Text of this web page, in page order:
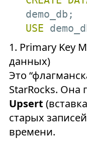
USE
1. Primary Key
данных)
Это
StarRocks. Она
Upsert
старых
времени.